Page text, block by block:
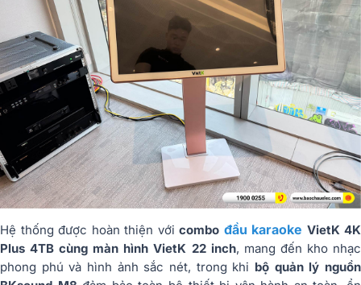
Hệ thống được hoàn thiện với combo đầu karaoke VietK 4K
Plus 4TB cùng màn hình VietK 22 inch, mang đến kho nhạc
phong phú và hình ảnh sắc nét, trong khi bộ quản lý nguồn